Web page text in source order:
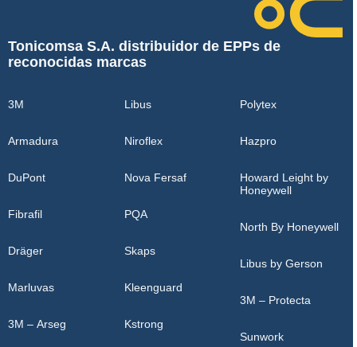
Tonicomsa S.A. distribuidor de EPPs de
reconocidas marcas
3M
Armadura
DuPont
Fibrafil
Dräger
Marluvas
3M – Arseg
Libus
Niroflex
Nova Fersaf
PQA
Skaps
Kleenguard
Kstrong
Polytex
Hazpro
Howard Leight by
Honeywell
North By Honeywell
Libus by Gerson
3M – Protecta
Sunwork